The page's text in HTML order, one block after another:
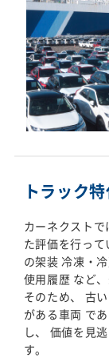
トラック
カーネクスト
た評価を行っ
の架装 冷凍・
使用履歴 など
そのため、 古
がある車両 で
し、 価値を見
す。